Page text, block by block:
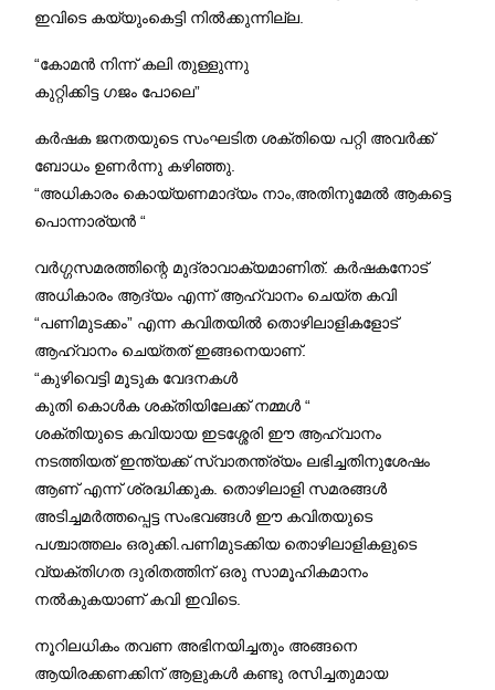
ഇവിടെ കയ്യുംകെട്ടി നിൽക്കുന്നില്ല.
“കോമൻ നിന്ന് കലി തുള്ളുന്നു
കുറ്റിക്കിട്ട ഗജം പോലെ”
കർഷക ജനതയുടെ സംഘടിത ശക്തിയെ പറ്റി അവർക്ക്
ബോധം ഉണർന്നു കഴിഞ്ഞു.
“അധികാരം കൊയ്യണമാദ്യം നാം,അതിനുമേൽ ആകട്ടെ
പൊന്നാര്യൻ “
വർഗ്ഗസമരത്തിന്റെ മുദ്രാവാക്യമാണിത്. കർഷകനോട്
അധികാരം ആദ്യം എന്ന് ആഹ്വാനം ചെയ്ത കവി
“പണിമുടക്കം” എന്ന കവിതയിൽ തൊഴിലാളികളോട്
ആഹ്വാനം ചെയ്തത് ഇങ്ങനെയാണ്.
“കുഴിവെട്ടി മൂടുക വേദനകൾ
കുതി കൊൾക ശക്തിയിലേക്ക് നമ്മൾ “
ശക്തിയുടെ കവിയായ ഇടശ്ശേരി ഈ ആഹ്വാനം
നടത്തിയത് ഇന്ത്യക്ക് സ്വാതന്ത്ര്യം ലഭിച്ചതിനുശേഷം
ആണ് എന്ന് ശ്രദ്ധിക്കുക. തൊഴിലാളി സമരങ്ങൾ
അടിച്ചമർത്തപ്പെട്ട സംഭവങ്ങൾ ഈ കവിതയുടെ
പശ്ചാത്തലം ഒരുക്കി.പണിമുടക്കിയ തൊഴിലാളികളുടെ
വ്യക്തിഗത ദുരിതത്തിന് ഒരു സാമൂഹികമാനം
നൽകുകയാണ് കവി ഇവിടെ.
നൂറിലധികം തവണ അഭിനയിച്ചതും അങ്ങനെ
ആയിരക്കണക്കിന് ആളുകൾ കണ്ടു രസിച്ചതുമായ